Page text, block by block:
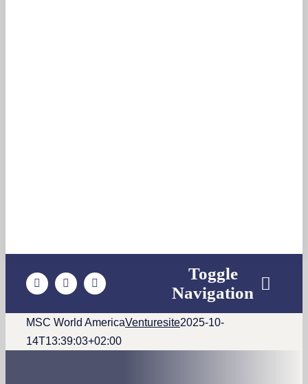
Toggle
Navigation
MSC World AmericaVenturesite2025-10-
14T13:39:03+02:00